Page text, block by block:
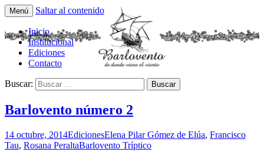
Barlovento Tríptico
Tríptico Histórico Cultural y Literario
Menú Saltar al contenido
Inicio
Institucional
Ediciones
Contacto
Buscar:
Barlovento número 2
14 octubre, 2014EdicionesElena Pilar Gómez de Elúa, Francisco
Tau, Rosana PeraltaBarlovento Tríptico